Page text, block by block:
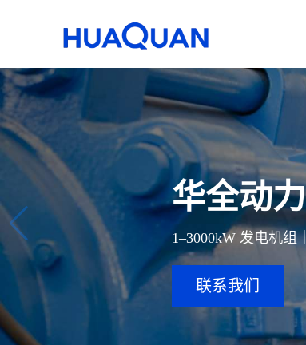
华全动
1–3000kW 发电机
联系我们